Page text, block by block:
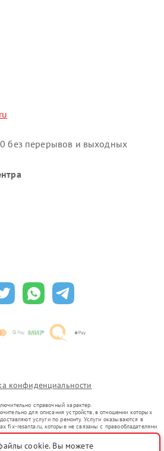
без перерывов и выходных
конфиденциальности
справочный характер.
для описания устройств, в отношении которых
услуги по ремонту. Услуги оказываются в
fix-resanta.ru, которые не связаны с правообладателями
представителями.
уже введенных в гражданский оборот в соответствии
cookie. Вы можете